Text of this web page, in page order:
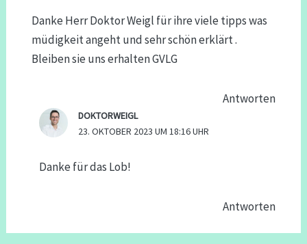
Danke Herr Doktor Weigl für ihre viele tipps was
müdigkeit angeht und sehr schön erklärt .
Bleiben sie uns erhalten GVLG
Antworten
DOKTORWEIGL
23. OKTOBER 2023 UM 18:16 UHR
Danke für das Lob!
Antworten